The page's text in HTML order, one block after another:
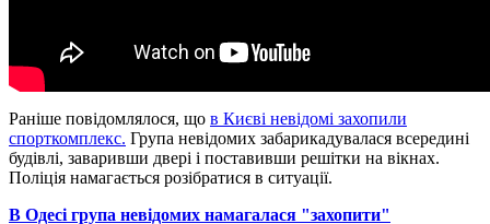
Раніше повідомлялося, що в Києві невідомі захопили
спорткомплекс. Група невідомих забарикадувалася всередині
будівлі, заваривши двері і поставивши решітки на вікнах.
Поліція намагається розібратися в ситуації.
В Одесі група невідомих намагалася "захопити"